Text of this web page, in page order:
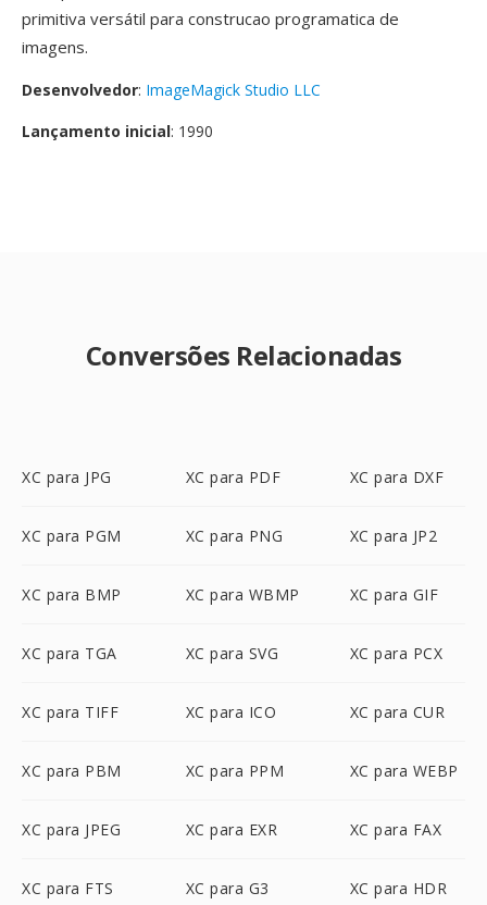
primitiva versátil para construcao programatica de
imagens.
Desenvolvedor: ImageMagick Studio LLC
Lançamento inicial: 1990
Conversões Relacionadas
XC para JPG XC para PDF XC para DXF
XC para PGM XC para PNG XC para JP2
XC para BMP XC para WBMP XC para GIF
XC para TGA XC para SVG XC para PCX
XC para TIFF XC para ICO XC para CUR
XC para PBM XC para PPM XC para WEBP
XC para JPEG XC para EXR XC para FAX
XC para FTS XC para G3 XC para HDR